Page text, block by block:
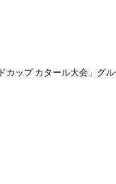
ップ カタール大会」グ